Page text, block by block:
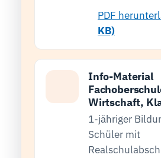
PDF
KB)
Info-Material
Wirtschaft,
1-jähriger
Schüler mit